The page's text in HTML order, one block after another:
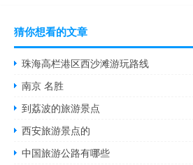
猜你想看的文章
珠海高栏港区西沙滩游玩路线
南京 名胜
到荔波的旅游景点
西安旅游景点的
中国旅游公路有哪些